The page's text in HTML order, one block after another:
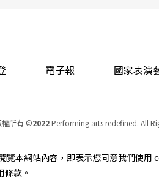
電子報 國家表演
所有©2022Performing arts redefined. All
，如有異動應以主辦單位公告為準。
隱私權聲明
本網站內容，即表示您同意我們使用
款。